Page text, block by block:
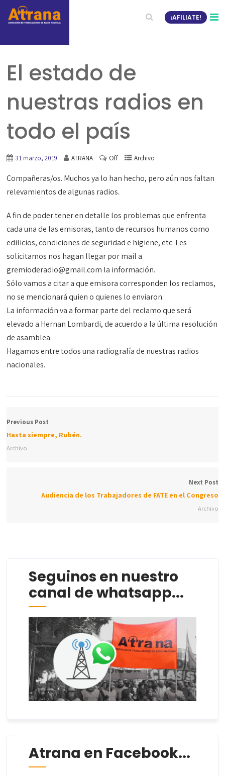
¡AFILIATE!
El estado de
nuestras radios en
todo el país
31 marzo, 2019 ATRANA Off Archivo
Compañeras/os. Muchos ya lo han hecho, pero aún nos faltan
relevamientos de algunas radios.
A fin de poder tener en detalle los problemas que enfrenta
cada una de las emisoras, tanto de recursos humanos como
edilicios, condiciones de seguridad e higiene, etc. Les
solicitamos nos hagan llegar por mail a
gremioderadio@gmail.com la información.
Sólo vamos a citar a que emisora corresponden los reclamos,
no se mencionará quien o quienes lo enviaron.
La información va a formar parte del reclamo que será
elevado a Hernan Lombardi, de acuerdo a la última resolución
de asamblea.
Hagamos entre todos una radiografía de nuestras radios
nacionales.
Previous Post
Hasta siempre, Rubén.
Archivo
Next Post
Audiencia de los Trabajadores de FATE en el Congreso
Archivo
Seguinos en nuestro
canal de whatsapp...
Atrana en Facebook...